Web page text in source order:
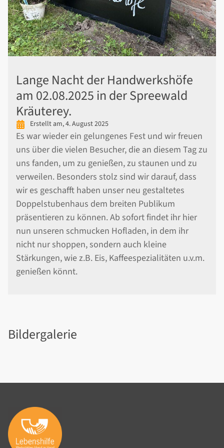
Lange Nacht der Handwerkshöfe
am 02.08.2025 in der Spreewald
Kräuterey.
Erstellt am,4. August 2025
Es war wieder ein gelungenes Fest und wir freuen
uns über die vielen Besucher, die an diesem Tag zu
uns fanden, um zu genießen, zu staunen und zu
verweilen. Besonders stolz sind wir darauf, dass
wir es geschafft haben unser neu gestaltetes
Doppelstubenhaus dem breiten Publikum
präsentieren zu können. Ab sofort findet ihr hier
nun unseren schmucken Hofladen, in dem ihr
nicht nur shoppen, sondern auch kleine
Stärkungen, wie z.B. Eis, Kaffeespezialitäten u.v.m.
genießen könnt.
Bildergalerie